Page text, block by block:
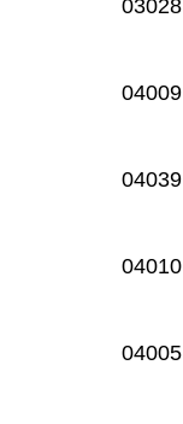
03028
04009
04039
04010
04005